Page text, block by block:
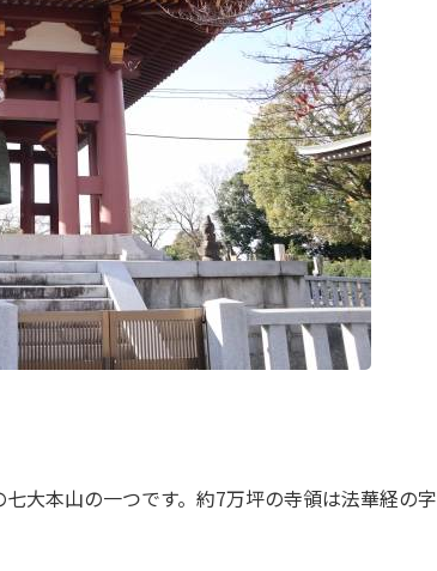
大本山の一つです。約7万坪の寺領は法華経の字